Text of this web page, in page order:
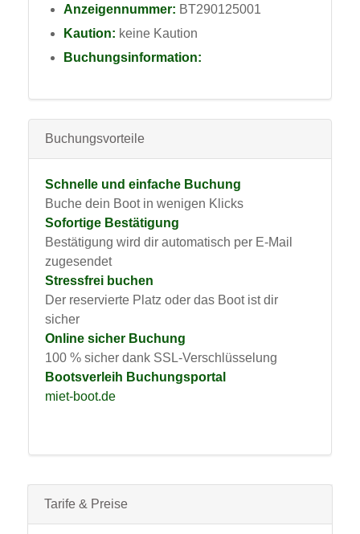
Anzeigennummer: BT290125001
Kaution: keine Kaution
Buchungsinformation:
Buchungsvorteile
Schnelle und einfache Buchung
Buche dein Boot in wenigen Klicks
Sofortige Bestätigung
Bestätigung wird dir automatisch per E-Mail
zugesendet
Stressfrei buchen
Der reservierte Platz oder das Boot ist dir
sicher
Online sicher Buchung
100 % sicher dank SSL-Verschlüsselung
Bootsverleih Buchungsportal
miet-boot.de
Tarife & Preise